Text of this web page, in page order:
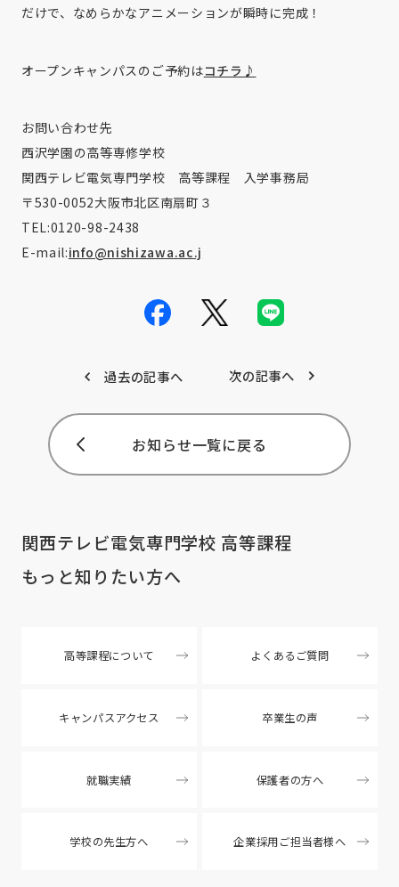
だけで、なめらかなアニメーションが瞬時に完成！
オープンキャンパスのご予約はコチラ♪
お問い合わせ先
西沢学園の高等専修学校
関西テレビ電気専門学校 高等課程 入学事務局
〒530-0052大阪市北区南扇町３
TEL:0120-98-2438
E-mail:info@nishizawa.ac.j
過去の記事へ 次の記事へ
お知らせ一覧に戻る
関西テレビ電気専門学校 高等課程
もっと知りたい方へ
高等課程について よくあるご質問
キャンパスアクセス 卒業生の声
就職実績 保護者の方へ
学校の先生方へ 企業採用ご担当者様へ